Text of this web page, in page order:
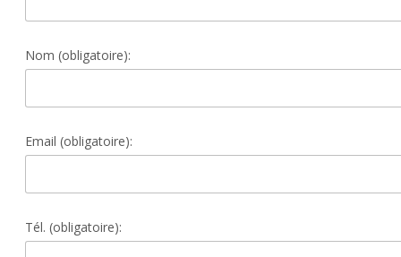
Nom (obligatoire):
Email (obligatoire):
Tél. (obligatoire):